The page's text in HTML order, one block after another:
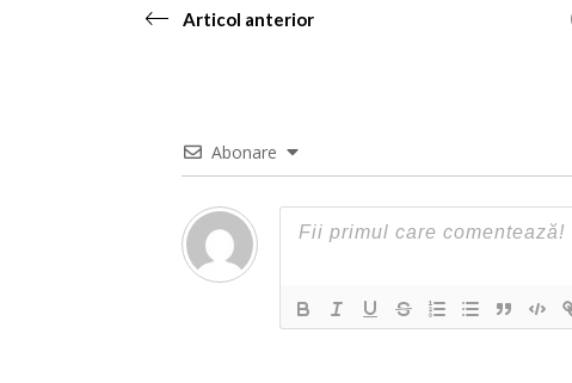
Articol anterior
Abonare